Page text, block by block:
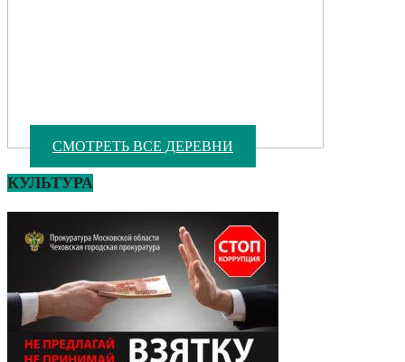
СМОТРЕТЬ ВСЕ ДЕРЕВНИ
КУЛЬТУРА